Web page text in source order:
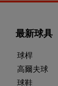
最新球具
球桿
高爾夫球
球鞋